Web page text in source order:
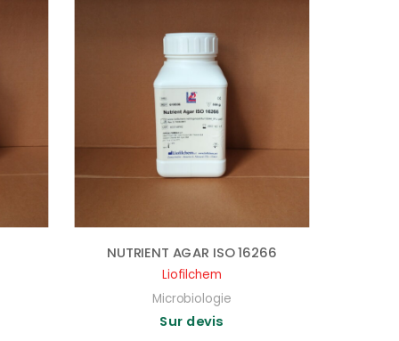
NUTRIENT AGAR ISO 16266
Liofilchem
Microbiologie
Sur devis